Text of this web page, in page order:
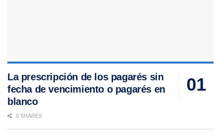
La prescripción de los pagarés sin
fecha de vencimiento o pagarés en
blanco
0 SHARES